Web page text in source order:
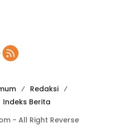
Redaksi
Indeks Berita
- All Right Reverse